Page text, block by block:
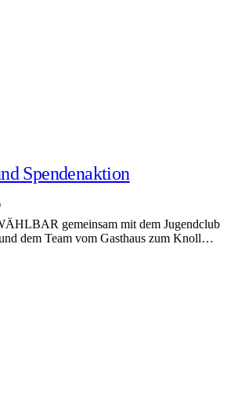
Spendenaktion
gemeinsam mit dem Jugendclub
dem Team vom Gasthaus zum Knoll…